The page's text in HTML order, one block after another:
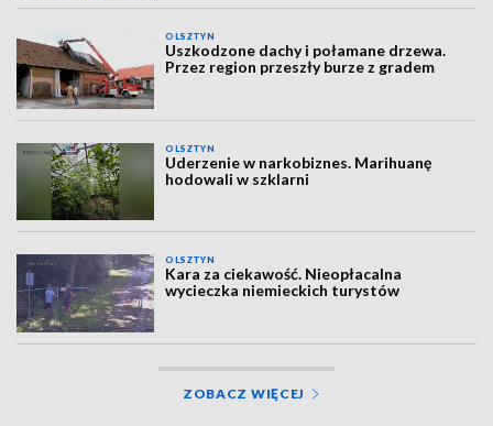
OLSZTYN
Uszkodzone dachy i połamane drzewa.
Przez region przeszły burze z gradem
OLSZTYN
Uderzenie w narkobiznes. Marihuanę
hodowali w szklarni
OLSZTYN
Kara za ciekawość. Nieopłacalna
wycieczka niemieckich turystów
ZOBACZ WIĘCEJ